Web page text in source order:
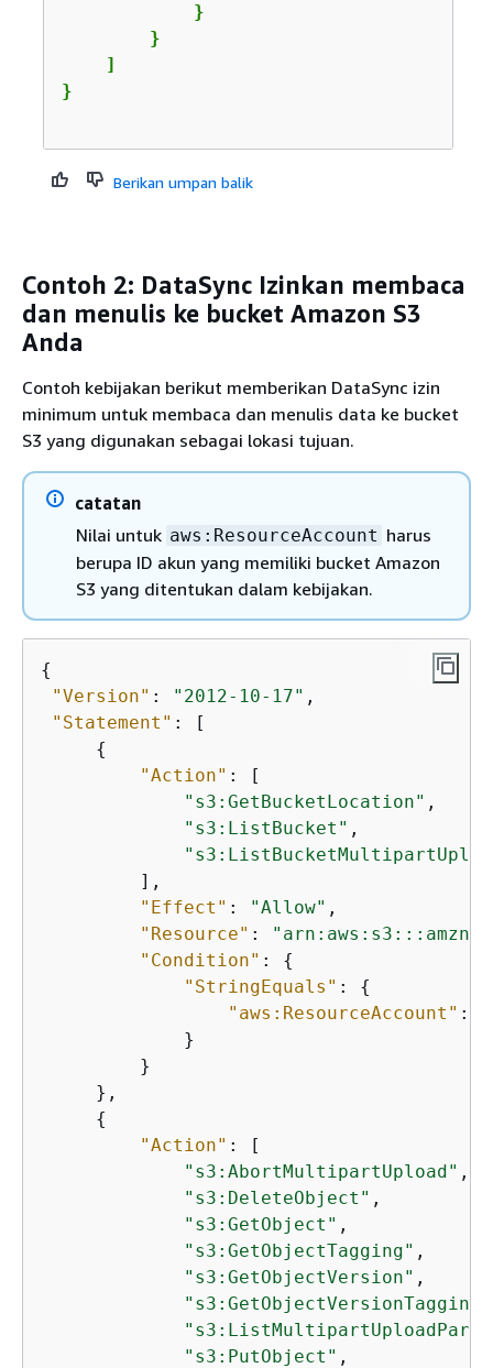
            }
        }
    ]
Berikan umpan balik
Contoh 2: DataSync Izinkan membaca
dan menulis ke bucket Amazon S3
Anda
Contoh kebijakan berikut memberikan DataSync izin
minimum untuk membaca dan menulis data ke bucket
S3 yang digunakan sebagai lokasi tujuan.
catatan
Nilai untuk aws:ResourceAccount harus
berupa ID akun yang memiliki bucket Amazon
S3 yang ditentukan dalam kebijakan.
{
"Version" : "2012-10-17" ,
"Statement" : [
{
"Action" : [
"s3:GetBucketLocation" ,
"s3:ListBucket" ,
         ],
"Effect" : "Allow" ,
"Resource" :
"arn:aws:s3:::amzn-
"Condition" : {
"StringEquals" : {
"aws:ResourceAccount" :
             }
         }
     },
{
"Action" : [
"s3:AbortMultipartUpload" ,
"s3:DeleteObject" ,
"s3:GetObject" ,
"s3:GetObjectTagging" ,
"s3:GetObjectVersion" ,
"s3:GetObjectVersionTagging"
"s3:PutObject" ,